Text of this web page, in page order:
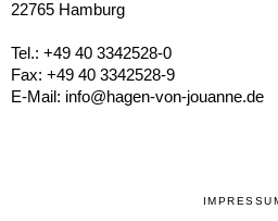
22765 Hamburg
Tel.: +49 40 3342528-0
Fax: +49 40 3342528-9
E-Mail: info@hagen-von-jouanne.de